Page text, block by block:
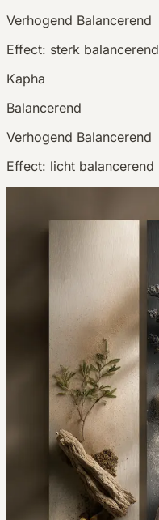
Verhogend Balancerend
Effect: sterk balancerend
Kapha
Balancerend
Verhogend Balancerend
Effect: licht balancerend